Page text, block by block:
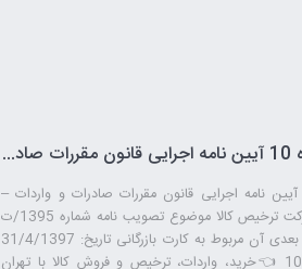
اصلاحیه ماده 10 آیین نامه اجرایی قانون مقررات صادرات و واردات – تهران پیشرو – شرکت ترخیص کالا
اصلاحیه ماده 10 آیین نامه اجرایی قانون مقررات صادرات و واردات –
تهران پیشرو – شرکت ترخیص کالا موضوع تصویب نامه شماره 1395/ت
16هـ و اصلاحات بعدی آن مربوط به کارت بازرگانی تاریخ: 31/4/1397
شماره: 109969/60 👈خرید، واردات، ترخیص و فروش کالا با تهران